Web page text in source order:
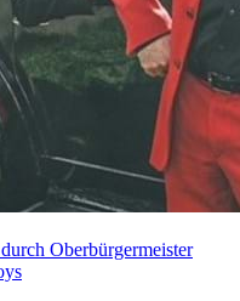
Oberbürgermeister